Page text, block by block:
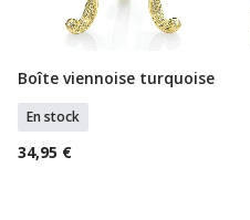
Ajouter Au Panier
Boîte viennoise turquoise
En stock
34,95 €